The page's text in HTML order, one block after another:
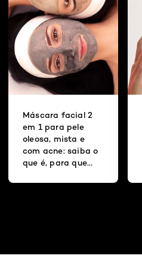
Máscara facial 2
em 1 para pele
oleosa, mista e
com acne: saiba o
que é, para que